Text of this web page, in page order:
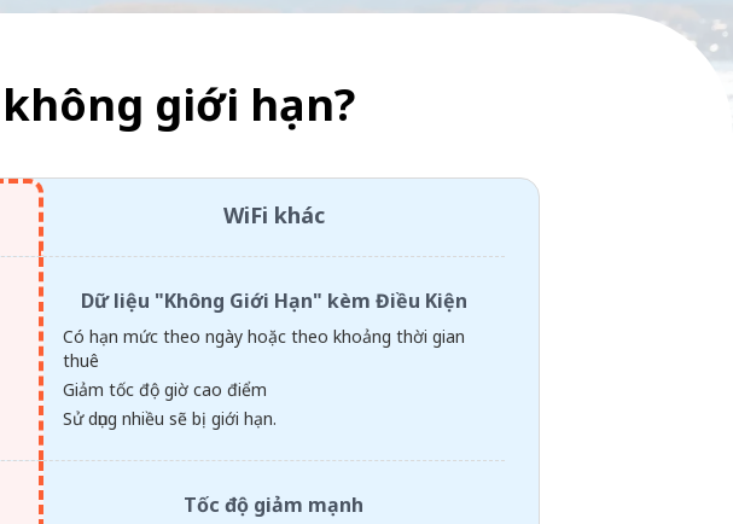
giới hạn?
WiFi khác
Dữ liệu "Không Giới Hạn" kèm Điều Kiện
Có hạn mức theo ngày hoặc theo khoảng thời gian
thuê
Giảm tốc độ giờ cao điểm
Sử dụng nhiều sẽ bị giới hạn.
Tốc độ giảm mạnh